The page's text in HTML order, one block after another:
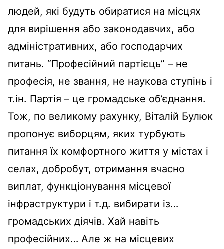
людей, які будуть обиратися на місцях
для вирішення або законодавчих, або
адміністративних, або господарчих
питань. “Професійний партієць” – не
професія, не звання, не наукова ступінь і
т.ін. Партія – це громадське об’єднання.
Тож, по великому рахунку, Віталій Булюк
пропонує виборцям, яких турбують
питання їх комфортного життя у містах і
селах, добробут, отримання вчасно
виплат, функціонування місцевої
інфраструктури і т.д. вибирати із…
громадських діячів. Хай навіть
професійних… Але ж на місцевих